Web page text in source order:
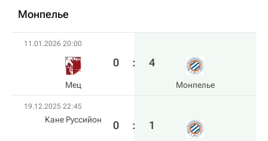
Монпелье
11.01.2026 20:00
Мец
0 : 4
Монпелье
19.12.2025 22:45
Кане Руссийон 0 : 1